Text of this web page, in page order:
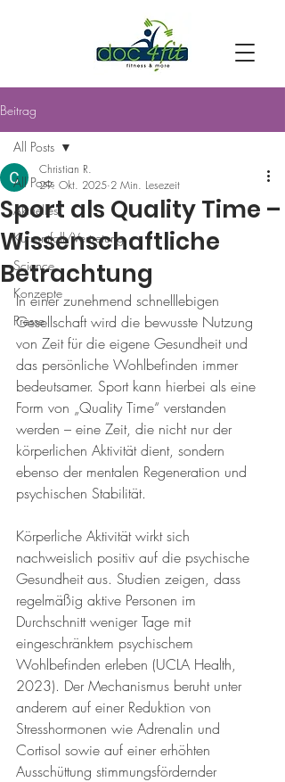
Beitrag
All Posts
Aktuelles
Kursentfall/Vertretung
Science
Konzepte
Presse
All Posts
Sport als Quality Time –
Wissenschaftliche
Betrachtung
Christian R.
29. Okt. 2025 2 Min. Lesezeit
In einer zunehmend schnelllebigen
Gesellschaft wird die bewusste Nutzung
von Zeit für die eigene Gesundheit und
das persönliche Wohlbefinden immer
bedeutsamer. Sport kann hierbei als eine
Form von „Quality Time“ verstanden
werden – eine Zeit, die nicht nur der
körperlichen Aktivität dient, sondern
ebenso der mentalen Regeneration und
psychischen Stabilität.
Körperliche Aktivität wirkt sich
nachweislich positiv auf die psychische
Gesundheit aus. Studien zeigen, dass
regelmäßig aktive Personen im
Durchschnitt weniger Tage mit
eingeschränktem psychischem
Wohlbefinden erleben (UCLA Health,
2023). Der Mechanismus beruht unter
anderem auf einer Reduktion von
Stresshormonen wie Adrenalin und
Cortisol sowie auf einer erhöhten
Ausschüttung stimmungsfördernder